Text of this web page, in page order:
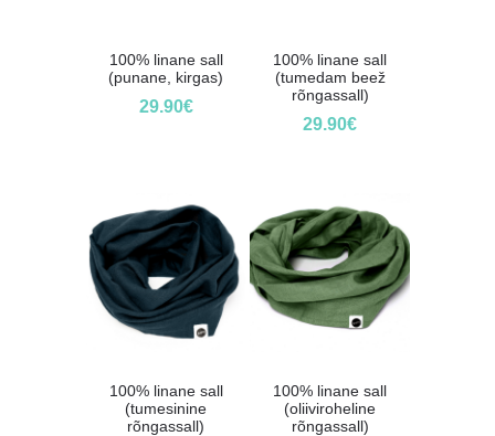
100% linane sall
(punane, kirgas)
29.90€
100% linane sall
(tumedam beež
rõngassall)
29.90€
100% linane sall
(tumesinine
rõngassall)
100% linane sall
(oliiviroheline
rõngassall)